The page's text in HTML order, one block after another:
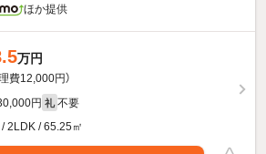
ほか提供
万円
理費12,000円）
円 礼 不要
2LDK / 65.25㎡